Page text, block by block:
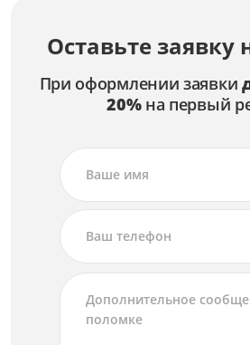
Оставьте заявку
При оформлении заявки
20%на первый